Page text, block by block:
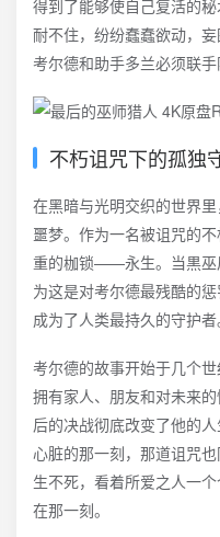
得到了能够使自己复活的
耐不住，纷纷蠢蠢欲动，
考尔德和助手多兰必须联手
不朽诅咒下的孤独
在黑暗与光明交织的世界
噩梦。作为一名被诅咒的
重的枷锁——永生。当黒巫
为这是对考尔德最残酷的
成为了人类最持久的守护者
考尔德的故事开始于几个
拥有家人、朋友和对未来
后的决战彻底改变了他的
心脏的那一刻，那道诅咒
生不死，看着所爱之人一
在那一刻。